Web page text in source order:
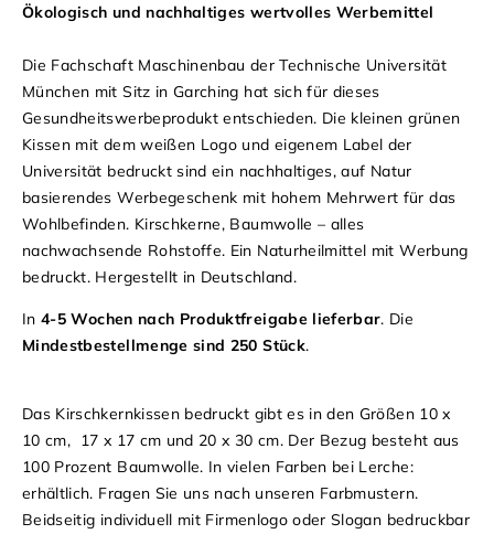
Ökologisch und nachhaltiges wertvolles Werbemittel
Die Fachschaft Maschinenbau der Technische Universität
München mit Sitz in Garching hat sich für dieses
Gesundheitswerbeprodukt entschieden. Die kleinen grünen
Kissen mit dem weißen Logo und eigenem Label der
Universität bedruckt sind ein nachhaltiges, auf Natur
basierendes Werbegeschenk mit hohem Mehrwert für das
Wohlbefinden. Kirschkerne, Baumwolle – alles
nachwachsende Rohstoffe. Ein Naturheilmittel mit Werbung
bedruckt. Hergestellt in Deutschland.
In4-5 Wochen nach Produktfreigabe lieferbar. Die
Mindestbestellmenge sind 250 Stück.
Das Kirschkernkissen bedruckt gibt es in den Größen 10 x
10 cm, 17 x 17 cm und 20 x 30 cm. Der Bezug besteht aus
100 Prozent Baumwolle. In vielen Farben bei Lerche:
erhältlich. Fragen Sie uns nach unseren Farbmustern.
Beidseitig individuell mit Firmenlogo oder Slogan bedruckbar